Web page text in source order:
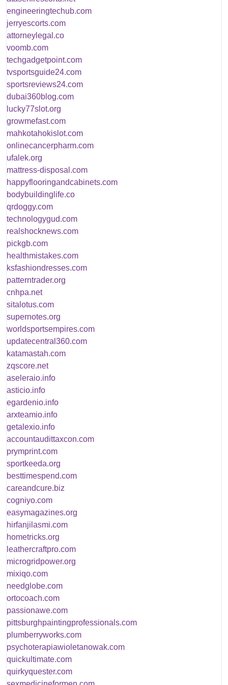
engineeringtechub.com
jerryescorts.com
attorneylegal.co
voomb.com
techgadgetpoint.com
tvsportsguide24.com
sportsreviews24.com
dubai360blog.com
lucky77slot.org
growmefast.com
mahkotahokislot.com
onlinecancerpharm.com
ufalek.org
mattress-disposal.com
happyflooringandcabinets.com
bodybuildinglife.co
qrdoggy.com
technologygud.com
realshocknews.com
pickgb.com
healthmistakes.com
ksfashiondresses.com
patterntrader.org
cnhpa.net
sitalotus.com
supernotes.org
worldsportsempires.com
updatecentral360.com
katamastah.com
zqscore.net
aseleraio.info
asticio.info
egardenio.info
arxteamio.info
getalexio.info
accountaudittaxcon.com
prymprint.com
sportkeeda.org
besttimespend.com
careandcure.biz
cogniyo.com
easymagazines.org
hirfanjilasmi.com
hometricks.org
leathercraftpro.com
microgridpower.org
mixiqo.com
needglobe.com
ortocoach.com
passionawe.com
pittsburghpaintingprofessionals.com
plumberryworks.com
psychoterapiawioletanowak.com
quickultimate.com
quirkyquester.com